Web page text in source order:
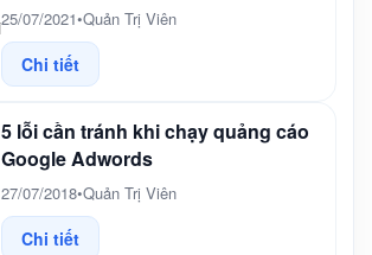
25/07/2021•Quản Trị Viên
Chi tiết
5 lỗi cần tránh khi chạy quảng cáo
Google Adwords
27/07/2018•Quản Trị Viên
Chi tiết